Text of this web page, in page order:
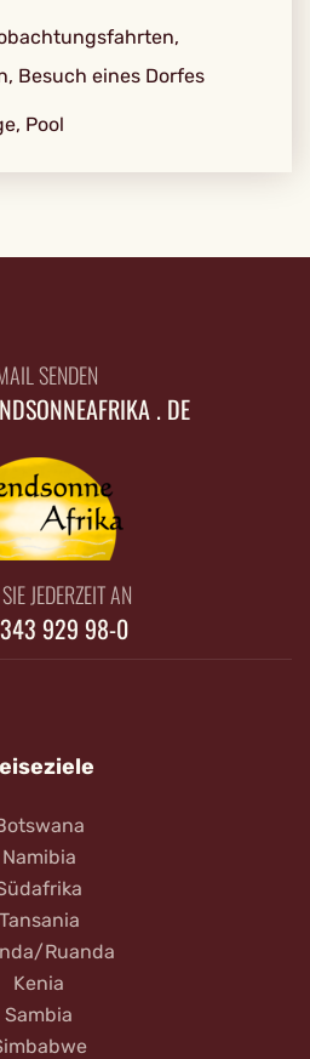
Besuch eines Dorfes
Pool
SENDEN
. DE
JEDERZEIT AN
929 98-0
Namibia
Tansania
Ruanda
Kenia
Sambia